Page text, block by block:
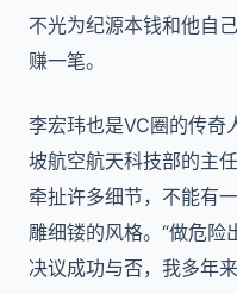
不光为纪源本钱和他自
赚一笔。
李宏玮也是VC圈的传奇
坡航空航天科技部的主
牵扯许多细节，不能有
雕细镂的风格。“做危险
决议成功与否，我多年